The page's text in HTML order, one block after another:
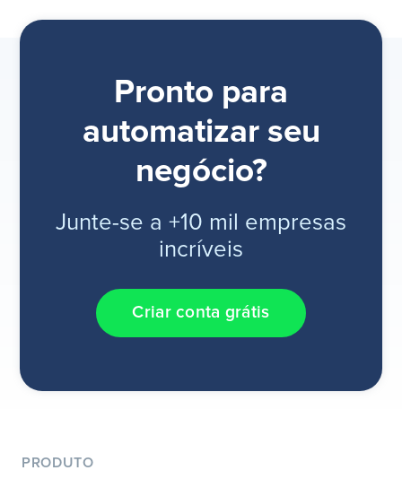
Pronto para
automatizar seu
negócio?
Junte-se a +10 mil empresas
incríveis
Criar conta grátis
PRODUTO